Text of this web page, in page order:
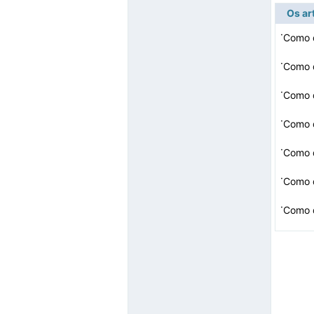
Os
·Como
·Como
·Como
·Como
·Como
·Como
·Como